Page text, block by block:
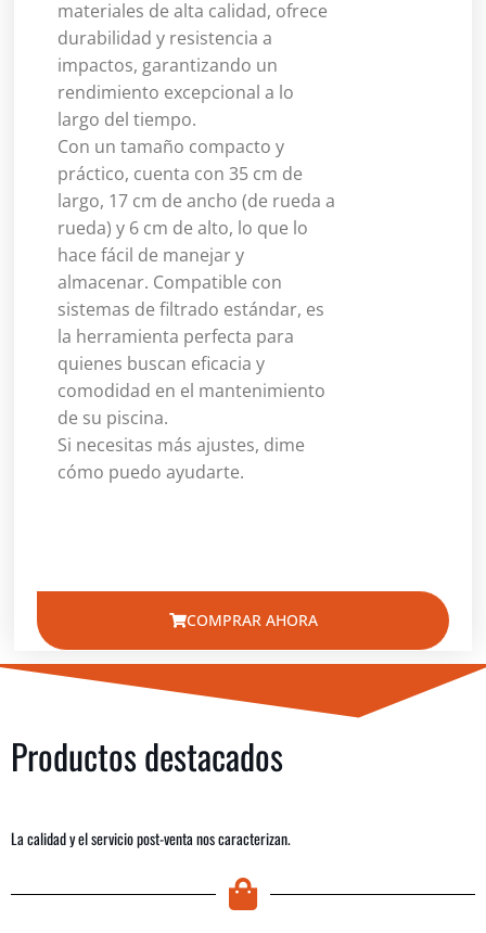
materiales de alta calidad, ofrece
durabilidad y resistencia a
impactos, garantizando un
rendimiento excepcional a lo
largo del tiempo.
Con un tamaño compacto y
práctico, cuenta con 35 cm de
largo, 17 cm de ancho (de rueda a
rueda) y 6 cm de alto, lo que lo
hace fácil de manejar y
almacenar. Compatible con
sistemas de filtrado estándar, es
la herramienta perfecta para
quienes buscan eficacia y
comodidad en el mantenimiento
de su piscina.
Si necesitas más ajustes, dime
cómo puedo ayudarte.
COMPRAR AHORA
Productos destacados
La calidad y el servicio post-venta nos caracterizan.